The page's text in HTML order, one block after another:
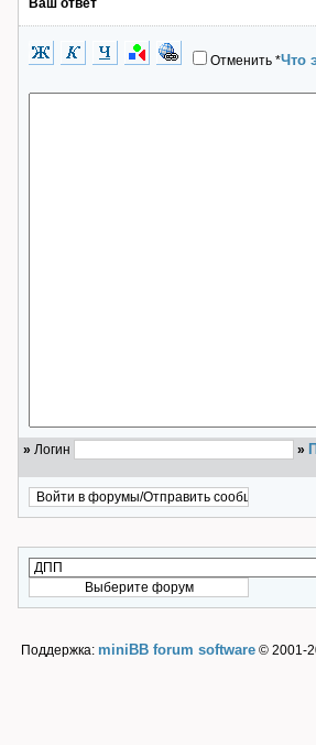
Ваш ответ
Отменить *Что
» Логин »
Поддержка: miniBB forum software © 2001-